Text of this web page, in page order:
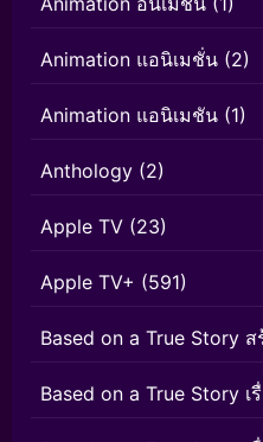
Animation แอนิเมชั่น (2)
Animation แอนิเมชัน (1)
Anthology (2)
Apple TV (23)
Apple TV+ (591)
Based on a True Story ส
Based on a True Story เ